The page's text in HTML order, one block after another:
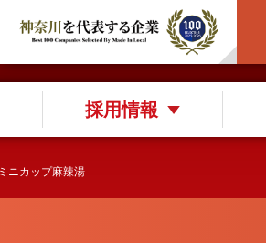
採用情報
ニカップ麻辣湯